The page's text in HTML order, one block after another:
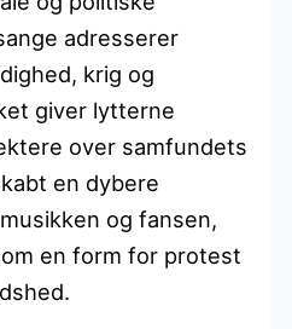
adresserer
krig og
giver lytterne
over samfundets
en dybere
og fansen,
en form for protest